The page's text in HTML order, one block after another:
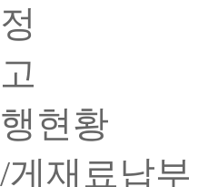
현황
재료납부